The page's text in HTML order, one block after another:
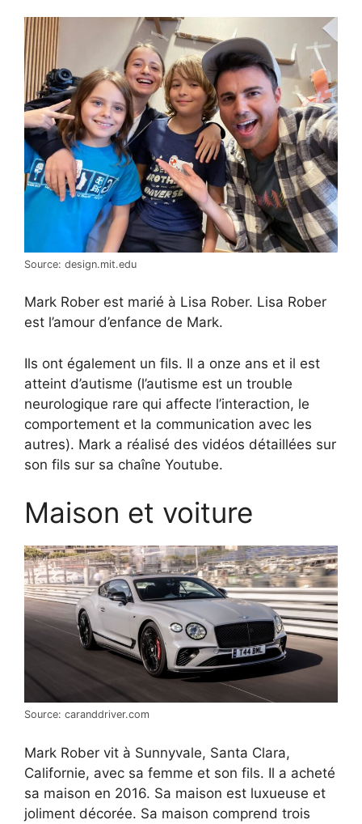
Source: design.mit.edu
Mark Rober est marié à Lisa Rober. Lisa Rober
est l’amour d’enfance de Mark.
Ils ont également un fils. Il a onze ans et il est
atteint d’autisme (l’autisme est un trouble
neurologique rare qui affecte l’interaction, le
comportement et la communication avec les
autres). Mark a réalisé des vidéos détaillées sur
son fils sur sa chaîne Youtube.
Maison et voiture
Source: caranddriver.com
Mark Rober vit à Sunnyvale, Santa Clara,
Californie, avec sa femme et son fils. Il a acheté
sa maison en 2016. Sa maison est luxueuse et
joliment décorée. Sa maison comprend trois